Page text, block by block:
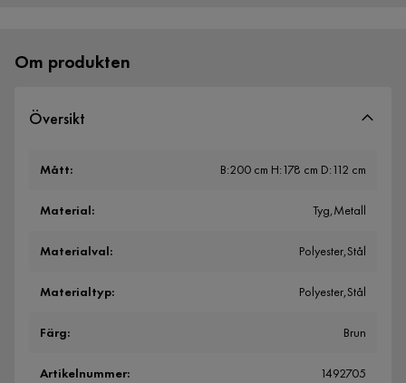
Om produkten
Översikt
Mått: B:200 cm H:178 cm D:112 cm
Material: Tyg,Metall
Materialval: Polyester,Stål
Materialtyp: Polyester,Stål
Färg: Brun
Artikelnummer: 1492705